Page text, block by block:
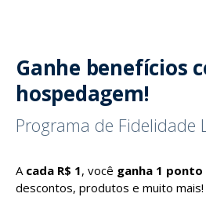
Ganhe benefícios
hospedagem!
Programa de Fidelidade
A cada R$ 1, você ganha 1 ponto
descontos, produtos e muito